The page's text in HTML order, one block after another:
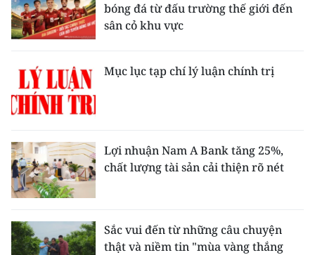
bóng đá từ đấu trường thế giới đến
sân cỏ khu vực
Mục lục tạp chí lý luận chính trị
Lợi nhuận Nam A Bank tăng 25%,
chất lượng tài sản cải thiện rõ nét
Sắc vui đến từ những câu chuyện
thật và niềm tin "mùa vàng thắng